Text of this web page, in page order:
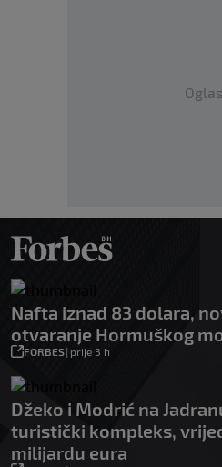
Oglas
Nafta iznad 83 dolara,
otvaranje Hormuškog
FORBES| prije 3 h
Džeko i Modrić na
turistički kompleks,
milijardu eura